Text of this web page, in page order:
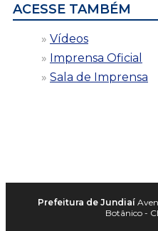
ACESSE TAMBÉM
Vídeos
Imprensa Oficial
Sala de Imprensa
Prefeitura de Jundiaí
Botânico -